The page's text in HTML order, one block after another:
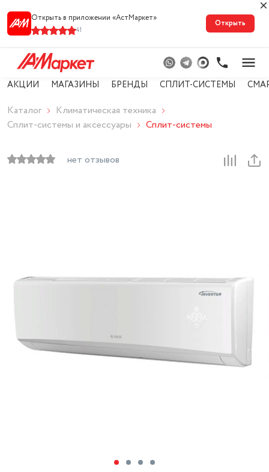
Открыть в приложении «АстМарке‪т‬»
41
Открыть
АКЦИИ МАГАЗИНЫ БРЕНДЫ СПЛИТ-СИСТЕМЫ
Каталог
Климатическая техника
Сплит-системы и аксессуары
Сплит-системы
нет отзывов